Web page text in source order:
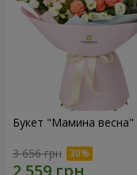
Букет "Мамина весна"
3 656 грн